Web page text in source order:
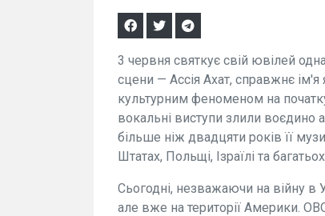
3 червня святкує свій ювілей
сцени — Ассія Ахат, справжнє
культурним феноменом на
вокальні виступи злили воєдино
більше ніж двадцяти років її
Штатах, Польщі, Ізраїлі та
Сьогодні, незважаючи на війну в
але вже на території Америки.